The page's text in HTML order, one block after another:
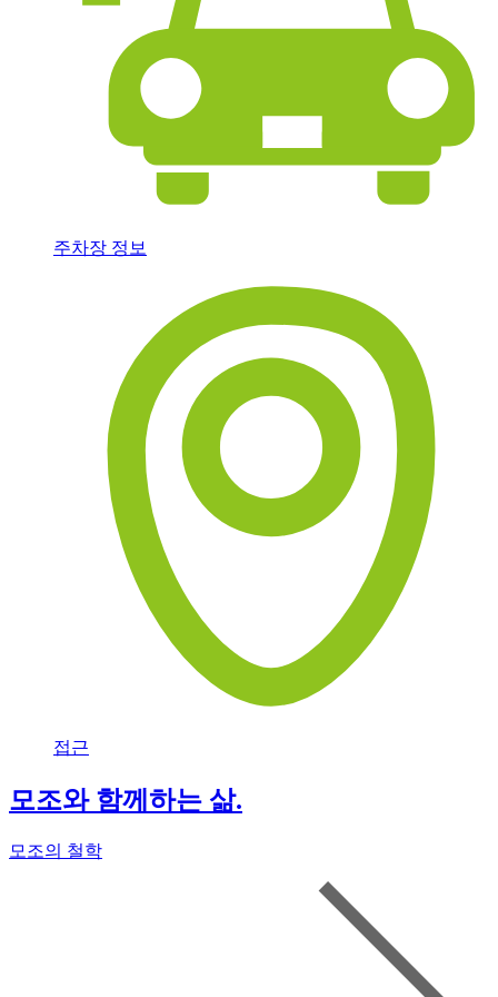
주차장 정보
접근
모조와 함께하는 삶.
모조의 철학